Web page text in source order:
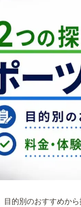
的別のおすすめか